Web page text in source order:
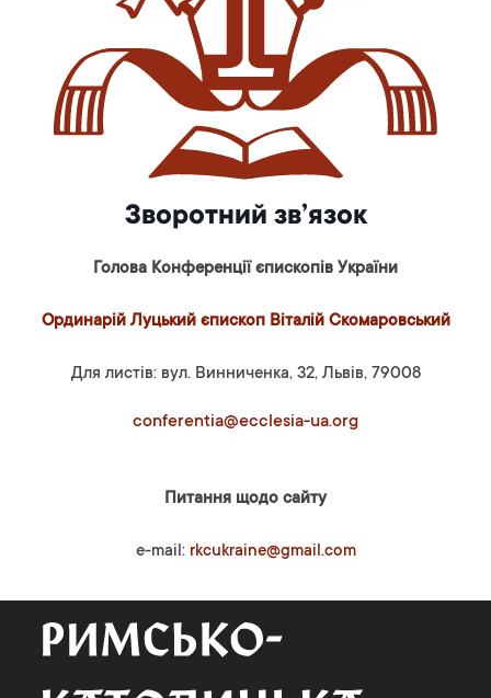
Зворотний зв’язок
Голова Конференції єпископів України
Ординарій Луцький єпископ Віталій Скомаровський
Для листів: вул. Винниченка, 32, Львів, 79008
conferentia@ecclesia-ua.org
Питання щодо сайту
e-mail: rkcukraine@gmail.com